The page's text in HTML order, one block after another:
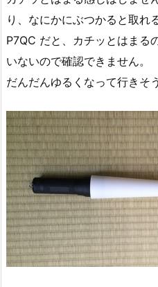
り、なにかにぶつかると取れ
P7QC だと、カチッとはまる
いないので確認できません。
だんだんゆるくなって行きそ